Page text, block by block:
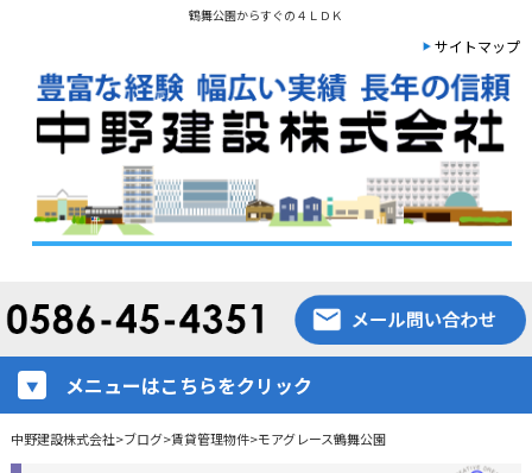
鶴舞公園からすぐの４ＬＤＫ
サイトマップ
メニューはこちらをクリック
中野建設株式会社>ブログ>賃貸管理物件>モアグレース鶴舞公園